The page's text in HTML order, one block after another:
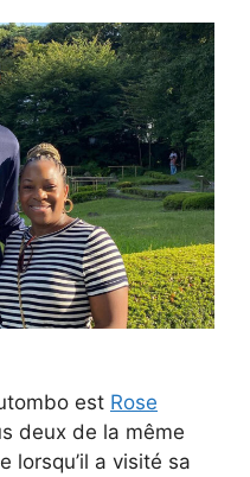
est Rose
deux de la même
lorsqu’il a visité sa